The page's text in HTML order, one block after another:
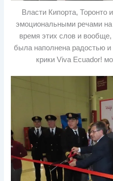
Власти Кипорта, Торонто
эмоциональными речами
время этих слов и
была наполнена радостью
крики Viva Ecuador!